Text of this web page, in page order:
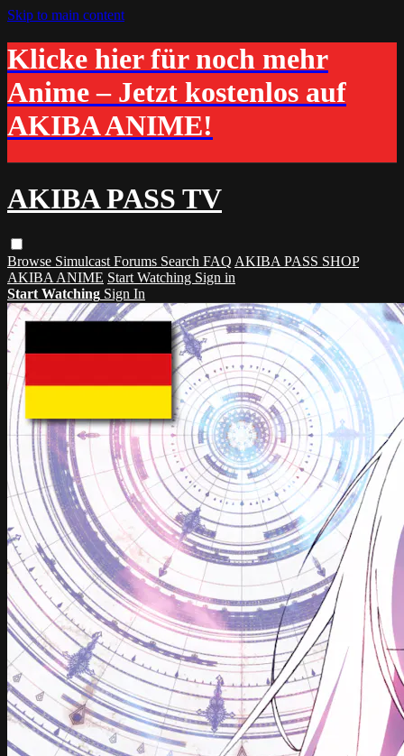
Skip to main content
Klicke hier für noch mehr
Anime – Jetzt kostenlos auf
AKIBA ANIME!
AKIBA PASS TV
Browse Simulcast Forums Search FAQ AKIBA PASS SHOP
AKIBA ANIME Start Watching Sign in
Start Watching Sign In